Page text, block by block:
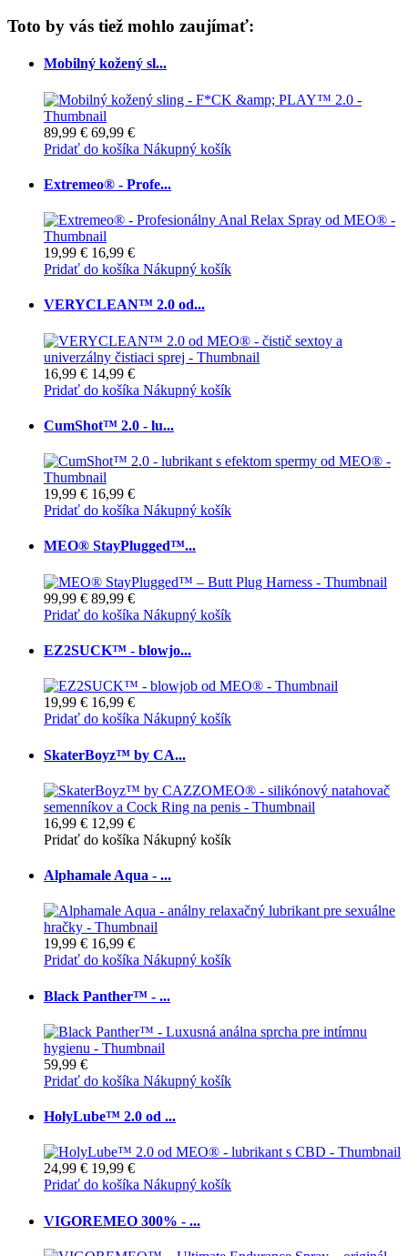
Toto by vás tiež mohlo zaujímať:
Mobilný kožený sl...
89,99 € 69,99 €
Pridať do košíka Nákupný košík
Extremeo® - Profe...
19,99 € 16,99 €
Pridať do košíka Nákupný košík
VERYCLEAN™ 2.0 od...
16,99 € 14,99 €
Pridať do košíka Nákupný košík
CumShot™ 2.0 - lu...
19,99 € 16,99 €
Pridať do košíka Nákupný košík
MEO® StayPlugged™...
99,99 € 89,99 €
Pridať do košíka Nákupný košík
EZ2SUCK™ - blowjo...
19,99 € 16,99 €
Pridať do košíka Nákupný košík
SkaterBoyz™ by CA...
16,99 € 12,99 €
Pridať do košíka Nákupný košík
Alphamale Aqua - ...
19,99 € 16,99 €
Pridať do košíka Nákupný košík
Black Panther™ - ...
59,99 €
Pridať do košíka Nákupný košík
HolyLube™ 2.0 od ...
24,99 € 19,99 €
Pridať do košíka Nákupný košík
VIGOREMEO 300% - ...